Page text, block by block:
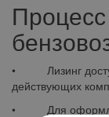
• Лизинг
действующих
• Для